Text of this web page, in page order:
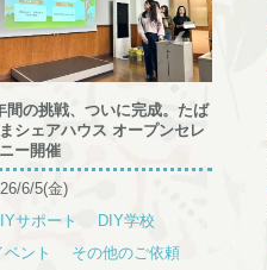
間の挑戦、ついに完成。たば
シェアハウス オープンセレ
ー開催
6/5(金)
サポート
DIY学校
ベント
その他のご依頼